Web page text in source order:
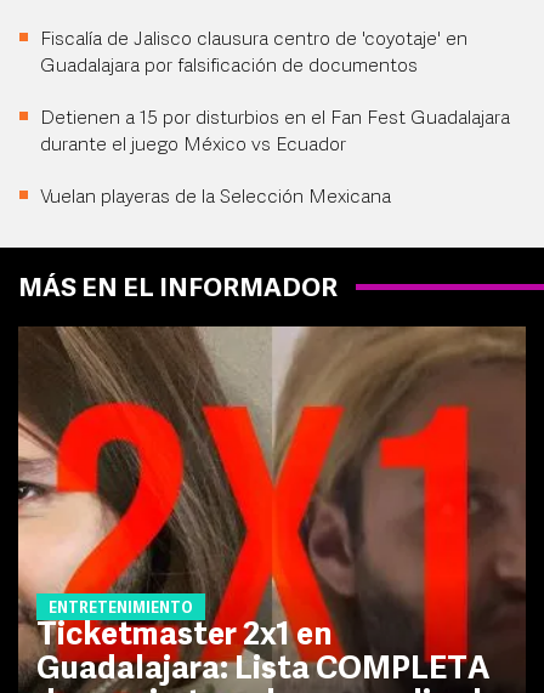
Fiscalía de Jalisco clausura centro de 'coyotaje' en
Guadalajara por falsificación de documentos
Detienen a 15 por disturbios en el Fan Fest Guadalajara
durante el juego México vs Ecuador
Vuelan playeras de la Selección Mexicana
MÁS EN EL INFORMADOR
ENTRETENIMIENTO
Ticketmaster 2x1 en
Guadalajara: Lista COMPLETA